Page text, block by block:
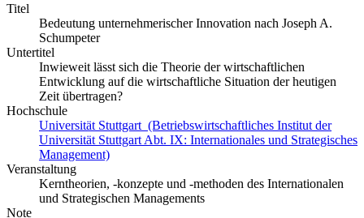
Titel
Bedeutung unternehmerischer Innovation nach Joseph A.
Schumpeter
Untertitel
Inwieweit lässt sich die Theorie der wirtschaftlichen
Entwicklung auf die wirtschaftliche Situation der heutigen
Zeit übertragen?
Hochschule
Universität Stuttgart (Betriebswirtschaftliches Institut der
Universität Stuttgart Abt. IX: Internationales und Strategisches
Management)
Veranstaltung
Kerntheorien, -konzepte und -methoden des Internationalen
und Strategischen Managements
Note